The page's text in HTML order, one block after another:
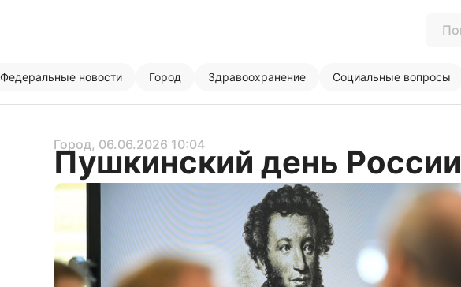
Федеральные новости Город Здравоохранение Социальные вопросы
Город, 06.06.2026 10:04
Пушкинский день России